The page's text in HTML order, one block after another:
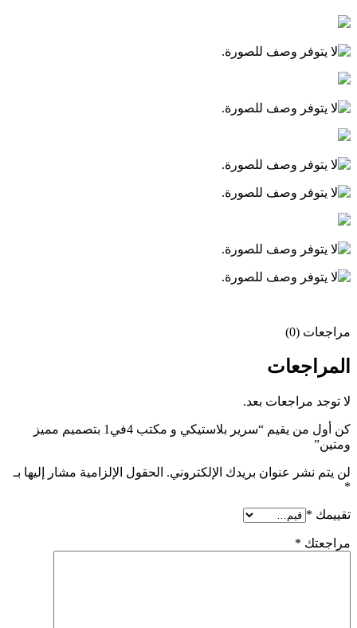
مراجعات (0)
المراجعات
لا توجد مراجعات بعد.
كن أول من يقيم “سرير بلاستيكي و مكتب 4في1 بتصميم مميز
ومتين”
لن يتم نشر عنوان بريدك الإلكتروني. الحقول الإلزامية مشار إليها بـ
*
تقييمك *
مراجعتك *